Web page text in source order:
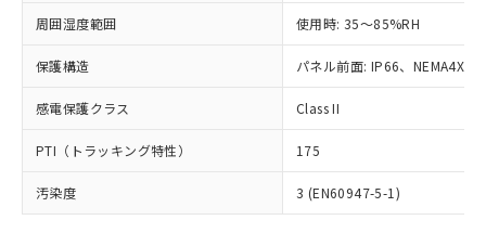
周囲湿度範囲 使用時: 35～85%RH
保護構造 パネル前面: IP66、NEMA4X,
感電保護クラス Class II
PTI（トラッキング特性） 175
汚染度 3 (EN60947-5-1)
オムロン制御機器販売店や当社販売拠
販売ネットワーク
」をご確認
在庫状況および標準価格結果を当社の
事前の承諾なく第三者に漏洩または開
示しないようお願いします。
マイパーツ機能（部品リスト作成サー
ビス）をご利用いただくには、I-Web
但し、RoHS指令で産業用監視および制御機器に対する
適用除外項目は除く。
フタル酸エステル類の４物質については閾値を超える意
図的な使用がないことを確認しています。
部品在庫の切り替え状況などにより、予定
月が前後することがあります。
DEHP(フタル酸ビス(2-エチルヘキシル)) : 1000ppm
「ｅ」：有害物質（10物質）のすべてが基
準値以下であることを示します。
「10」：通常の使用状況下において有害物
質が外部に漏えいし、環境に深刻な影響を
及ぼさない年数を意味します。
当社は貴社製品を、核兵器、ミサイ
ル、化学兵器、生物兵器またはその他
武器並びにこれらの製造装置等に一切
当社は、貴社製品を第三者に販売する
場合は、上記1、2および3の内容を当
該第三者に通知します。また当社は、
販売先および販売に係わる関係者が違
法に輸出するおそれがある場合は、取
り引きをいたしません。
在庫なし(最新の在庫状況につ
いては、お客様のお取引先、ま
たはお客様担当のオムロン制御
機器販売店・当社販売員にご確
受注生産機種、また在庫状況の
情報を公開していない機種